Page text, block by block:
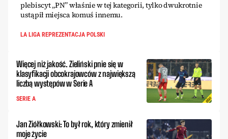
plebiscyt „PN” właśnie w tej kategorii, tylko dwukrotnie
ustąpił miejsca komuś innemu.
LA LIGA REPREZENTACJA POLSKI
Więcej niż jakość. Zieliński pnie się w
klasyfikacji obcokrajowców z największą
liczbą występów w Serie A
SERIE A
Jan Ziółkowski: To był rok, który zmienił
moje życie